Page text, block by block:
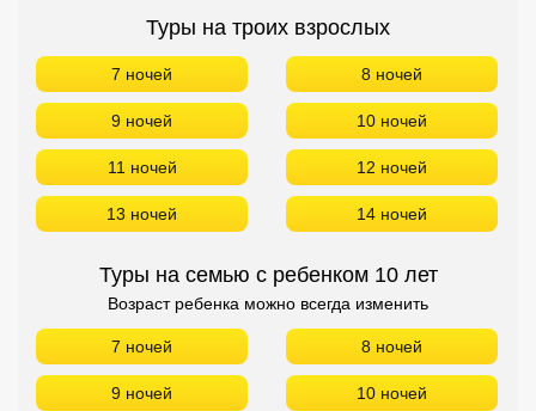
Туры на троих взрослых
7 ночей 8 ночей
9 ночей 10 ночей
11 ночей 12 ночей
13 ночей 14 ночей
Туры на семью с ребенком 10 лет
Возраст ребенка можно всегда изменить
7 ночей 8 ночей
9 ночей 10 ночей